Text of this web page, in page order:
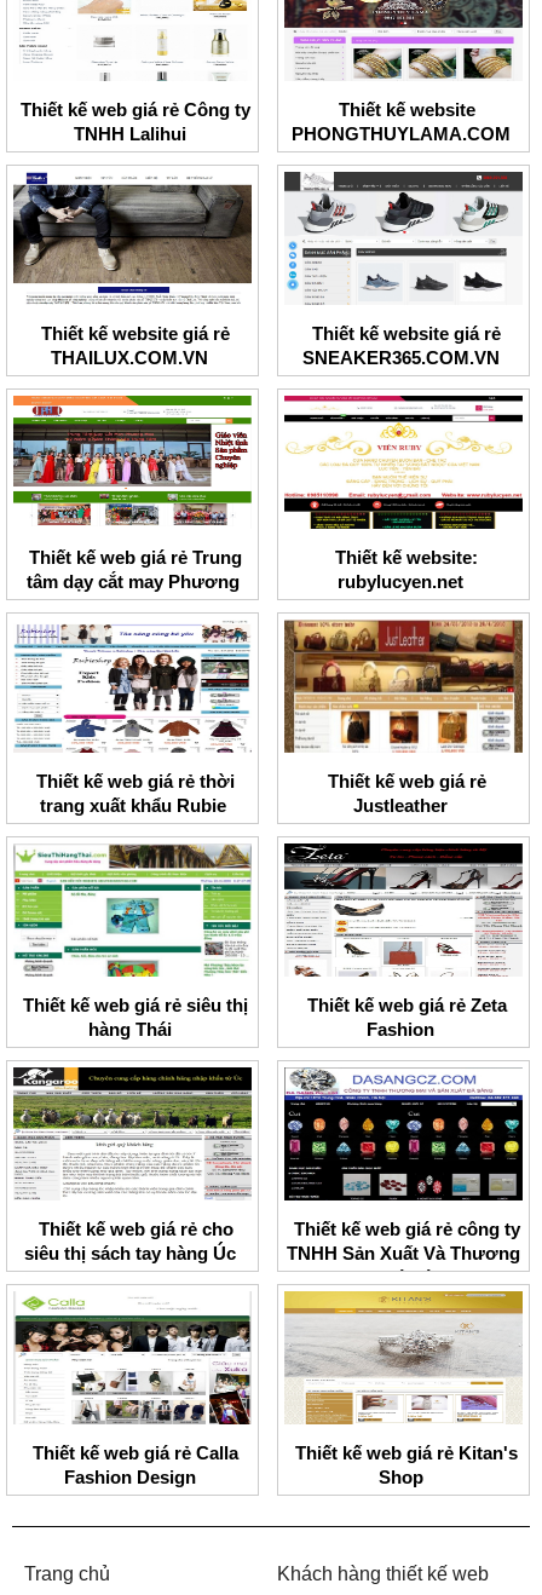
Thiết kế web giá rẻ Công ty
TNHH Lalihui
Thiết kế website
PHONGTHUYLAMA.COM
Thiết kế website giá rẻ
THAILUX.COM.VN
Thiết kế website giá rẻ
SNEAKER365.COM.VN
Thiết kế web giá rẻ Trung
tâm dạy cắt may Phương
Hoa
Thiết kế website:
rubylucyen.net
Thiết kế web giá rẻ thời
trang xuất khẩu Rubie
shop
Thiết kế web giá rẻ
Justleather
Thiết kế web giá rẻ siêu thị
hàng Thái
Thiết kế web giá rẻ Zeta
Fashion
Thiết kế web giá rẻ cho
siêu thị sách tay hàng Úc
Thiết kế web giá rẻ công ty
TNHH Sản Xuất Và Thương
Mại Đá Sáng
Thiết kế web giá rẻ Calla
Fashion Design
Thiết kế web giá rẻ Kitan's
Shop
Trang chủ Khách hàng thiết kế web